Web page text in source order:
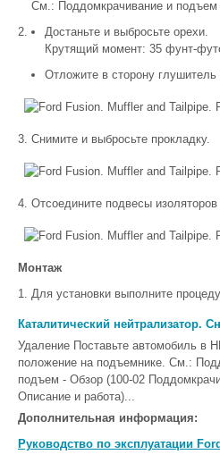
См.: Поддомкрачивание и
Достаньте и выбросьте орехи.
Крутящий момент: 35 фунт-
Отложите в сторону
Снимите и выбросьте прокладку.
Отсоедините подвесы
Монтаж
Для установки выполните
Каталитический нейтрализатор.
Удаление Поставьте автомобиль
положение на подъемнике. См.:
подъем - Обзор (100-02
Описание и работа)...
Дополнительная информация:
Руководство по эксплуатации